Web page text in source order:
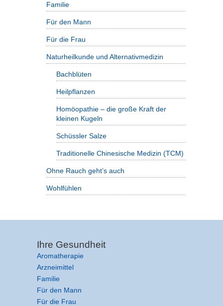
Familie
Für den Mann
Für die Frau
Naturheilkunde und Alternativmedizin
Bachblüten
Heilpflanzen
Homöopathie – die große Kraft der
kleinen Kugeln
Schüssler Salze
Traditionelle Chinesische Medizin (TCM)
Ohne Rauch geht’s auch
Wohlfühlen
Ihre Gesundheit
Aromatherapie
Arzneimittel
Familie
Für den Mann
Für die Frau